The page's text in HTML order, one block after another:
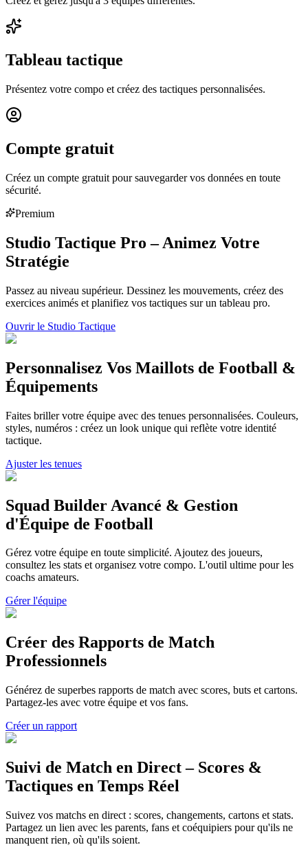
Tableau tactique
Présentez votre compo et créez des tactiques personnalisées.
Compte gratuit
Créez un compte gratuit pour sauvegarder vos données en toute
sécurité.
Premium
Studio Tactique Pro – Animez Votre
Stratégie
Passez au niveau supérieur. Dessinez les mouvements, créez des
exercices animés et planifiez vos tactiques sur un tableau pro.
Ouvrir le Studio Tactique
Personnalisez Vos Maillots de Football &
Équipements
Faites briller votre équipe avec des tenues personnalisées. Couleurs,
styles, numéros : créez un look unique qui reflète votre identité
tactique.
Ajuster les tenues
Squad Builder Avancé & Gestion
d'Équipe de Football
Gérez votre équipe en toute simplicité. Ajoutez des joueurs,
consultez les stats et organisez votre compo. L'outil ultime pour les
coachs amateurs.
Gérer l'équipe
Créer des Rapports de Match
Professionnels
Générez de superbes rapports de match avec scores, buts et cartons.
Partagez-les avec votre équipe et vos fans.
Créer un rapport
Suivi de Match en Direct – Scores &
Tactiques en Temps Réel
Suivez vos matchs en direct : scores, changements, cartons et stats.
Partagez un lien avec les parents, fans et coéquipiers pour qu'ils ne
manquent rien, où qu'ils soient.